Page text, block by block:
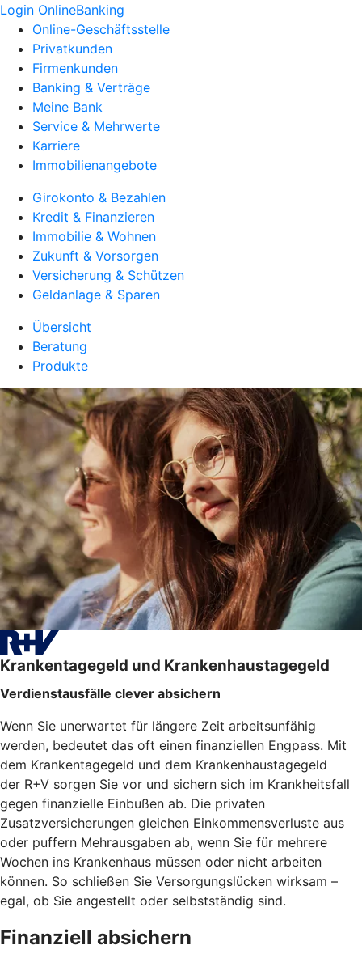
Login OnlineBanking
Online-Geschäftsstelle
Privatkunden
Firmenkunden
Banking & Verträge
Meine Bank
Service & Mehrwerte
Karriere
Immobilienangebote
Girokonto & Bezahlen
Kredit & Finanzieren
Immobilie & Wohnen
Zukunft & Vorsorgen
Versicherung & Schützen
Geldanlage & Sparen
Übersicht
Beratung
Produkte
Krankentagegeld und Krankenhaustagegeld
Verdienstausfälle clever absichern
Wenn Sie unerwartet für längere Zeit arbeitsunfähig
werden, bedeutet das oft einen finanziellen Engpass. Mit
dem Krankentagegeld und dem Krankenhaustagegeld
der R+V sorgen Sie vor und sichern sich im Krankheitsfall
gegen finanzielle Einbußen ab. Die privaten
Zusatzversicherungen gleichen Einkommensverluste aus
oder puffern Mehrausgaben ab, wenn Sie für mehrere
Wochen ins Krankenhaus müssen oder nicht arbeiten
können. So schließen Sie Versorgungslücken wirksam –
egal, ob Sie angestellt oder selbstständig sind.
Finanziell absichern